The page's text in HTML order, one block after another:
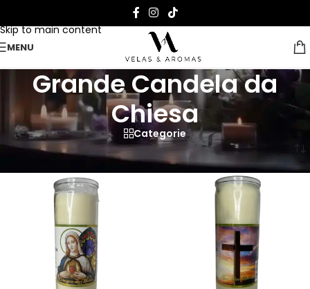
Skip to main content
MENU
Grande Candela da
Chiesa
Categorie
Pagina Iniziale
Grande Candela da Chiesa